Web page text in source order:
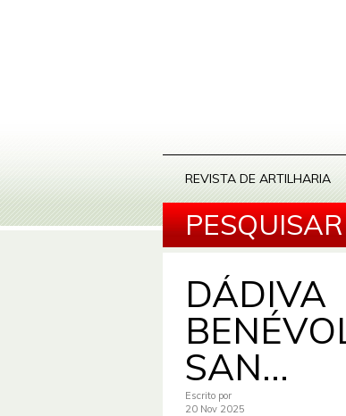
REVISTA DE ARTILHARIA
PESQUISAR
DÁDIVA
SAN...
Escrito por
20 Nov 2025